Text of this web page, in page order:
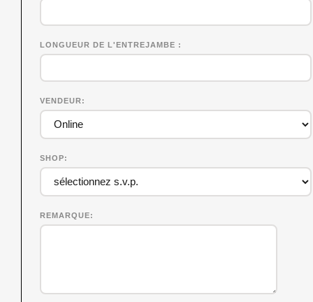
LONGUEUR DE L'ENTREJAMBE
VENDEUR
SHOP
REMARQUE